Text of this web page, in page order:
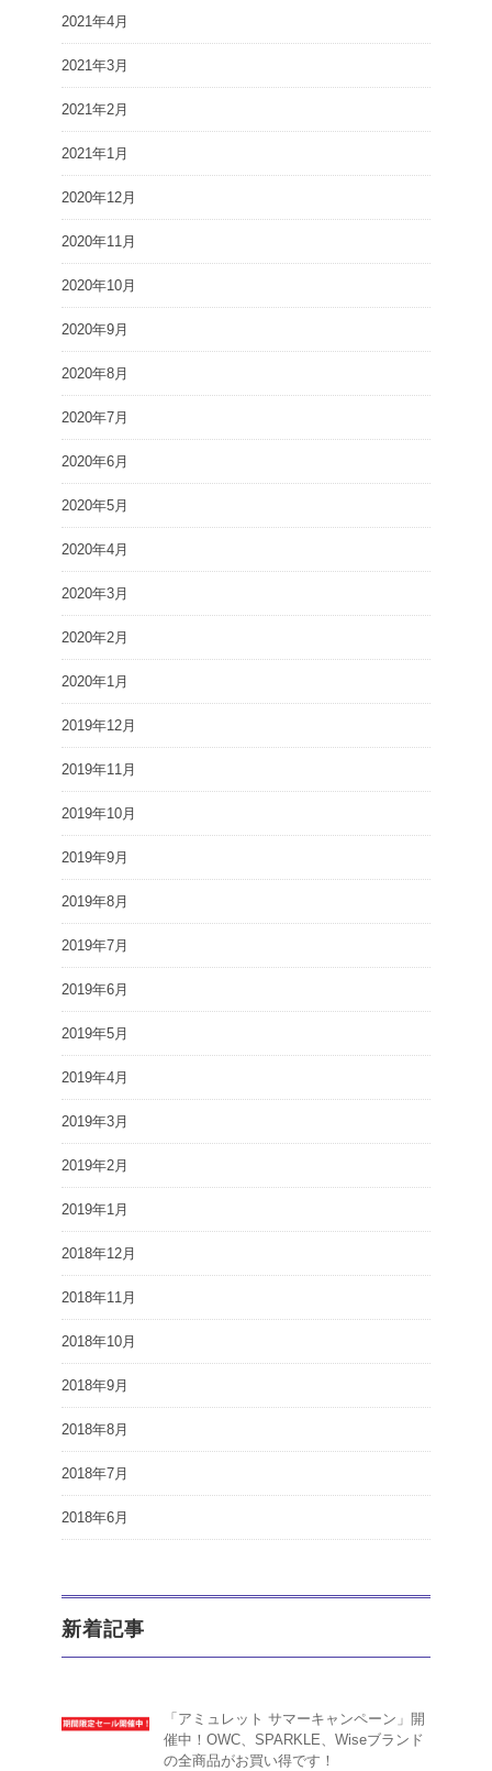
2021年4月
2021年3月
2021年2月
2021年1月
2020年12月
2020年11月
2020年10月
2020年9月
2020年8月
2020年7月
2020年6月
2020年5月
2020年4月
2020年3月
2020年2月
2020年1月
2019年12月
2019年11月
2019年10月
2019年9月
2019年8月
2019年7月
2019年6月
2019年5月
2019年4月
2019年3月
2019年2月
2019年1月
2018年12月
2018年11月
2018年10月
2018年9月
2018年8月
2018年7月
2018年6月
新着記事
「アミュレット サマーキャンペーン」開
催中！OWC、SPARKLE、Wiseブランド
の全商品がお買い得です！